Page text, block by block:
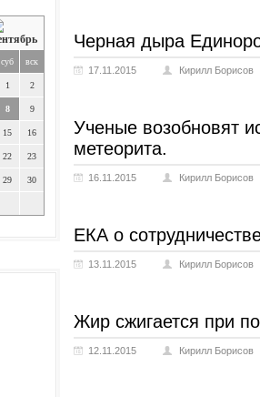
суб вск
1 2
8 9
15 16
22 23
29 30
Черная дыра
17.11.2015 Кирилл Борисов
Ученые возобновят
метеорита.
16.11.2015 Кирилл Борисов
ЕКА о
13.11.2015 Кирилл Борисов
Жир сжигается при
12.11.2015 Кирилл Борисов